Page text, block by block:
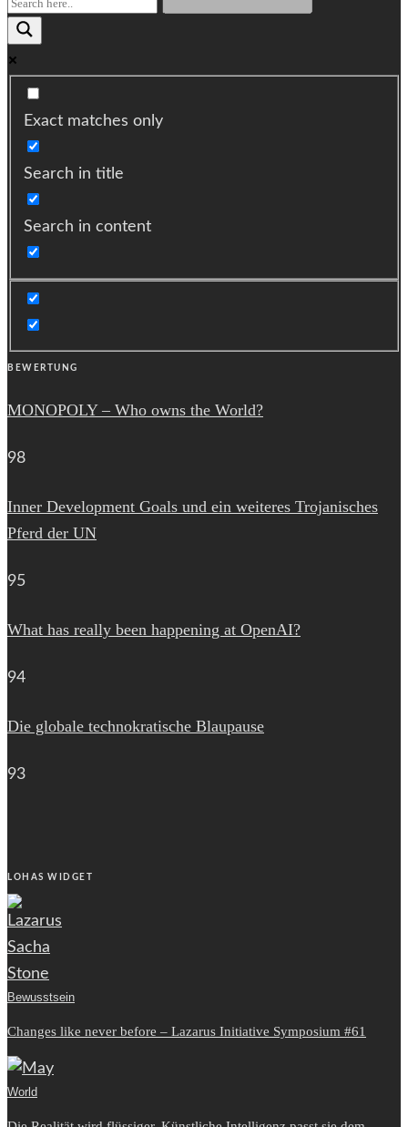
Exact matches only
Search in title
Search in content
BEWERTUNG
MONOPOLY – Who owns the World?
98
Inner Development Goals und ein weiteres Trojanisches
Pferd der UN
95
What has really been happening at OpenAI?
94
Die globale technokratische Blaupause
93
LOHAS WIDGET
Bewusstsein
Changes like never before – Lazarus Initiative Symposium #61
World